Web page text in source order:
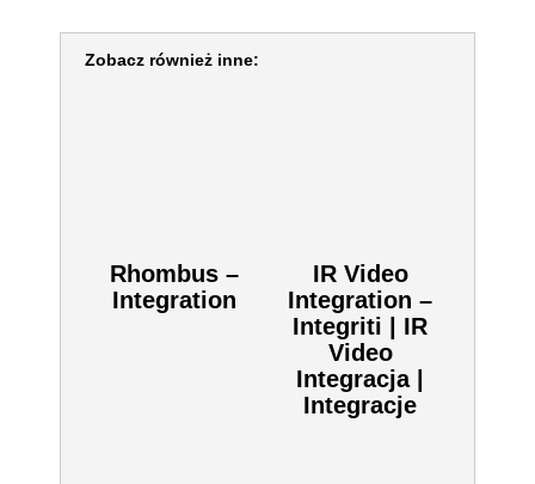
Zobacz również inne:
Rhombus –
Integration
IR Video
Integration –
Integriti | IR
Video
Integracja |
Integracje